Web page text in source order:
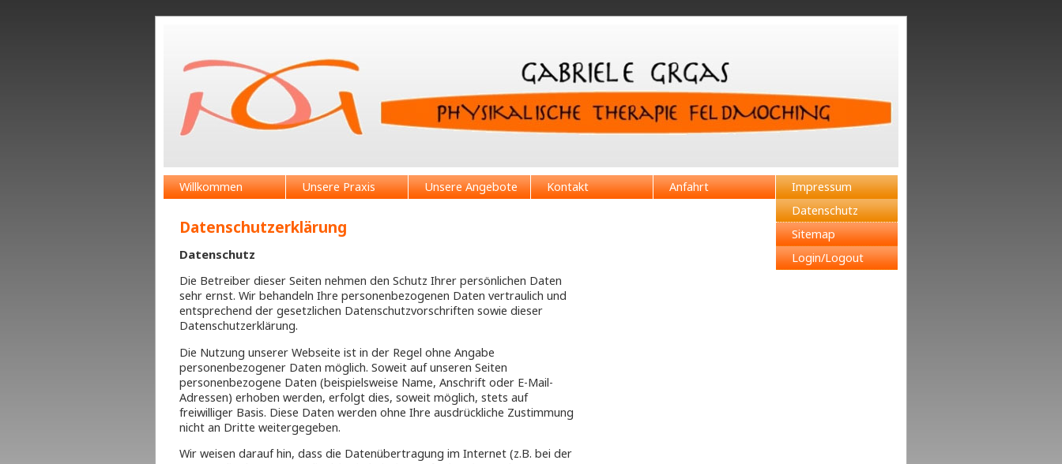
Willkommen Unsere Praxis Unsere Angebote Kontakt Anfahrt
Impressum
Datenschutz
Sitemap
Login/Logout
Datenschutzerklärung
Datenschutz
Die Betreiber dieser Seiten nehmen den Schutz Ihrer persönlichen Daten
sehr ernst. Wir behandeln Ihre personenbezogenen Daten vertraulich und
entsprechend der gesetzlichen Datenschutzvorschriften sowie dieser
Datenschutzerklärung.
Die Nutzung unserer Webseite ist in der Regel ohne Angabe
personenbezogener Daten möglich. Soweit auf unseren Seiten
personenbezogene Daten (beispielsweise Name, Anschrift oder E-Mail-
Adressen) erhoben werden, erfolgt dies, soweit möglich, stets auf
freiwilliger Basis. Diese Daten werden ohne Ihre ausdrückliche Zustimmung
nicht an Dritte weitergegeben.
Wir weisen darauf hin, dass die Datenübertragung im Internet (z.B. bei der